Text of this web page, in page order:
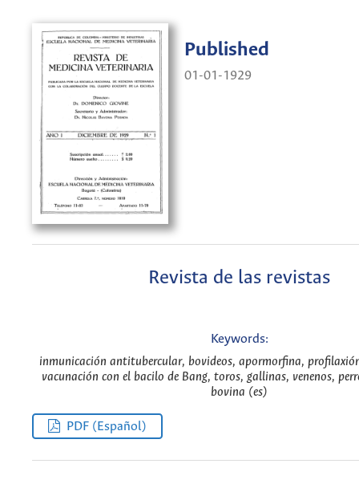
Published
01-01-1929
Revista de las revistas
Keywords:
inmunicación antitubercular, bovideos, apormorfina,
vacunación con el bacilo de Bang, toros, gallinas, venenos,
bovina (es)
PDF (Español)